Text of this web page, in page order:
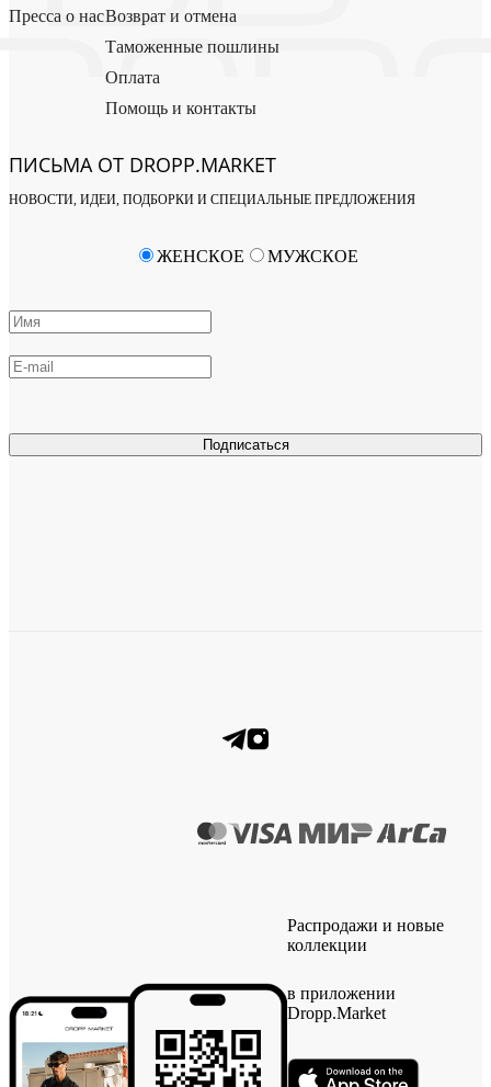
Пресса о насВозврат и отмена
Таможенные пошлины
Оплата
Помощь и контакты
ПИСЬМА ОТ DROPP.MARKET
НОВОСТИ, ИДЕИ, ПОДБОРКИ И СПЕЦИАЛЬНЫЕ ПРЕДЛОЖЕНИЯ
Подписаться
ЖЕНСКОЕ МУЖСКОЕ
Распродажи и новые
коллекции
в приложении
Dropp.Market